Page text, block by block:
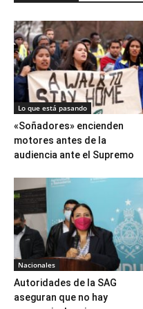
Lo que está pasando
«Soñadores» encienden
motores antes de la
audiencia ante el Supremo
Nacionales
Autoridades de la SAG
aseguran que no hay